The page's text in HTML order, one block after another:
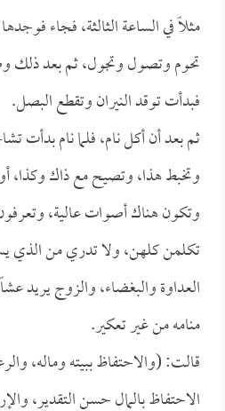
مثلاً في الساعة الثالثة، فجاء
تحوم وتصول وتجول، ثم بعد ذلك
فبدأت توقد النيران وتقطع البصل.
ثم بعد أن أكل نام، فلما نام بدأت
وتخبط هذا، وتصيح مع ذاك وكذا، أو
وتكون هناك أصوات عالية،
تكلمن كلهن، ولا تدري من الذي
العداوة والبغضاء، والزوج يريد
منامه من غير تعكير.
قالت: (والاحتفاظ ببيته وماله،
الاحتفاظ بالمال حسن التقدير،